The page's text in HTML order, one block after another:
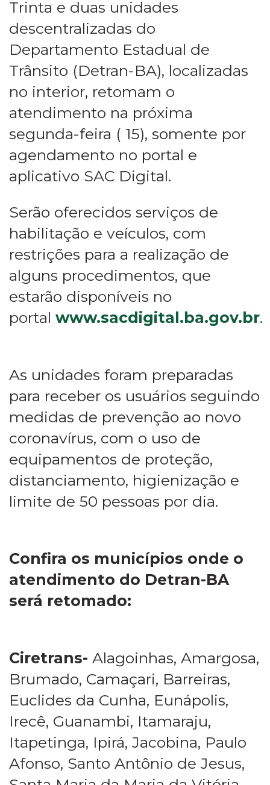
Trinta e duas unidades
descentralizadas do
Departamento Estadual de
Trânsito (Detran-BA), localizadas
no interior, retomam o
atendimento na próxima
segunda-feira ( 15), somente por
agendamento no portal e
aplicativo SAC Digital.
Serão oferecidos serviços de
habilitação e veículos, com
restrições para a realização de
alguns procedimentos, que
estarão disponíveis no
portal www.sacdigital.ba.gov.br.
As unidades foram preparadas
para receber os usuários seguindo
medidas de prevenção ao novo
coronavírus, com o uso de
equipamentos de proteção,
distanciamento, higienização e
limite de 50 pessoas por dia.
Confira os municípios onde o
atendimento do Detran-BA
será retomado:
Ciretrans- Alagoinhas, Amargosa,
Brumado, Camaçari, Barreiras,
Euclides da Cunha, Eunápolis,
Irecê, Guanambi, Itamaraju,
Itapetinga, Ipirá, Jacobina, Paulo
Afonso, Santo Antônio de Jesus,